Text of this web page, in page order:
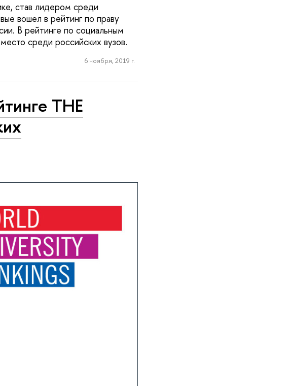
став лидером среди
вошел в рейтинг по праву
В рейтинге по социальным
среди российских вузов.
6 ноября, 2019 г.
ТНЕ